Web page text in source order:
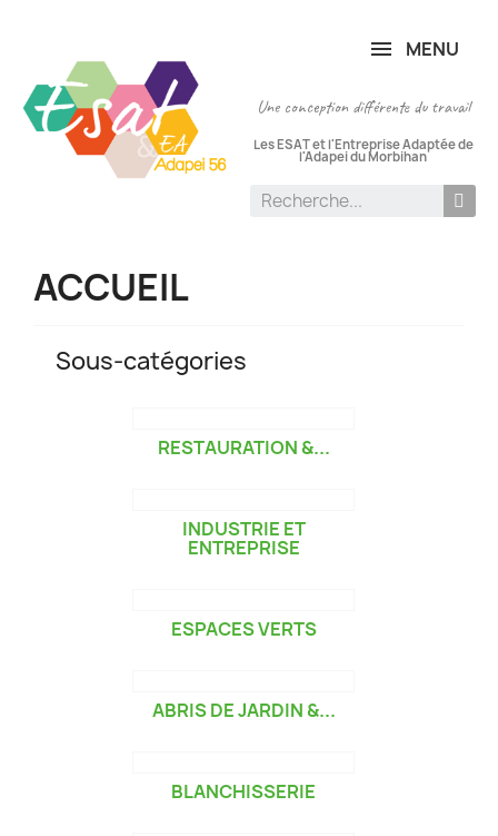
MENU
Une conception différente du travail
Les ESAT et l'Entreprise Adaptée de
l'Adapei du Morbihan
ACCUEIL
Sous-catégories
RESTAURATION &...
INDUSTRIE ET
ENTREPRISE
ESPACES VERTS
ABRIS DE JARDIN &...
BLANCHISSERIE